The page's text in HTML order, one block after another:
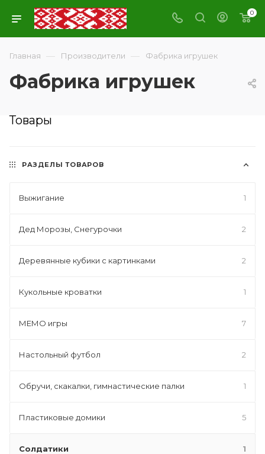
0
Главная — Производители — Фабрика игрушек
Фабрика игрушек
Товары
РАЗДЕЛЫ ТОВАРОВ
Выжигание 1
Дед Морозы, Снегурочки 2
Деревянные кубики с картинками 2
Кукольные кроватки 1
МЕМО игры 7
Настольный футбол 2
Обручи, скакалки, гимнастические палки 1
Пластиковые домики 5
Солдатики 1